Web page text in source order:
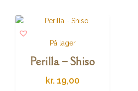
På lager
Perilla – Shiso
kr. 19,00